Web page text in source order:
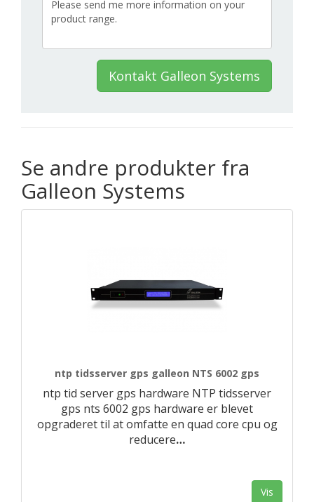
Kontakt Galleon Systems
Se andre produkter fra
Galleon Systems
ntp tidsserver gps galleon NTS 6002 gps
ntp tid server gps hardware NTP tidsserver
gps nts 6002 gps hardware er blevet
opgraderet til at omfatte en quad core cpu og
reducere…
Vis